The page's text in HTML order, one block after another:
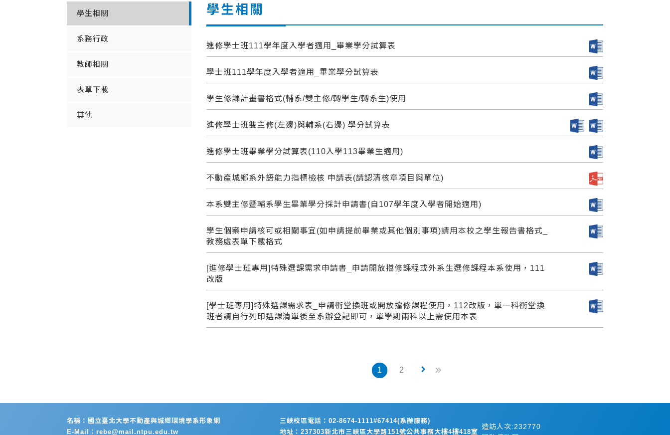
學生相關
系務行政
教師相關
表單下載
其他
學生相關
進修學士班111學年度入學者適用_畢業學分試算表
學士班111學年度入學者適用_畢業學分試算表
學生修課計畫書格式(輔系/雙主修/轉學生/轉系生)使用
進修學士班雙主修(左邊)與輔系(右邊) 學分試算表
進修學士班畢業學分試算表(110入學113畢業生適用)
不動產城鄉系外語能力指標檢核 申請表(請認清核章項目與單位)
本系雙主修暨輔系學生畢業學分採計申請書(自107學年度入學者開始適用)
學生個案申請核可或相關事宜(如申請提前畢業或其他個別事項)請用本校之學生報告書格式_
教務處表單下載格式
[進修學士班專用]特殊選課需求申請書_申請開放擋修課程或外系生選修課程本系使用，111
改版
[學士班專用]特殊選課需求表_申請衝堂換班或開放擋修課程使用，112改版，單一科衝堂換
班者請自行列印選課清單後至系辦登記即可，單學期兩科以上需使用本表
1 2 keyboard_arrow_right
造訪人次:232770
三峽校區電話：02-8674-1111#67414(系辦服務)
地址：237303新北市三峽區大學路151號公共事務大樓4樓418室
名稱：國立臺北大學不動產與城鄉環境學系形象網
E-Mail：rebe@mail.ntpu.edu.tw